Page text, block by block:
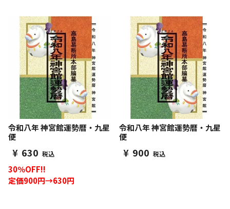
令和八年 神宮館運勢暦・九星
便
¥ 630 税込
30％OFF!!
定価900円→630円
令和八年 神宮館運勢暦・九星
便
¥ 900 税込